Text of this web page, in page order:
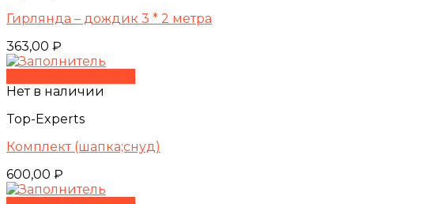
Гирлянда – дождик 3 * 2 метра
363,00 ₽
Нет в наличии
Top-Experts
Комплект (шапка;снуд)
600,00 ₽